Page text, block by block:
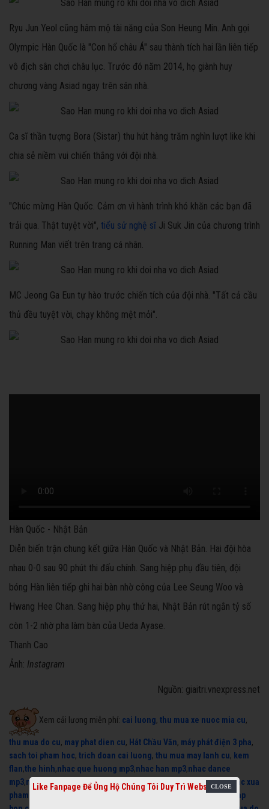
Ryu Jun Yeol cũng hâm mộ tài năng của Son Heung Min. Anh gọi
Olympic Hàn Quốc là "Con hổ châu Á" sau thành tích hai lần liên tiếp
vô địch sân chơi châu lục. Trước đó năm 2014, họ giành huy
chương vàng Asiad ngay trên sân nhà.
Ca sĩ thần tượng Bora (Sistar) thu hút hàng trăm nghìn lượt like khi
chia sẻ niềm vui chiến thắng với đội nhà.
"Chúc mừng Hàn Quốc. Cảm ơn vì hành trình khó khăn các bạn đã
trải qua. Thật tuyệt vời", tiểu sử nghệ sĩ Ji Suk Jin của chương trình
Running Man viết trên trang cá nhân.
MC Jeong Ga Eun tự hào trước chiến tích của đội nhà. "Tất cả cầu
thủ đều tuyệt vời, chạy không mệt mỏi".
Hàn Quốc - Nhật Bản
Diễn biến trận chung kết giữa Hàn Quốc và Nhật Bản. Hai đội hòa
nhau 0-0 sau 90 phút thi đấu chính. Sang hiệp phụ đầu tiên, đội
bóng Hàn liên tiếp ghi hai bàn nhờ công của Lee Seung Woo và
Hwang Hee Chan. Sang hiệp phụ thứ hai, Nhật Bản rút ngắn tỷ số
còn 1-2 nhờ pha làm bàn của Ueda Ayase.
Thanh Cao
Ảnh: Instagram
Nguồn: giaitri.vnexpress.net
Xem cải lương miễn phí: cai luong, thu mua xe nuoc mia cu,
thu mua do cu, may phat dien cu, Hát Chầu Văn, máy phát điện 3 pha,
sach toi pham hoc, trich doan cai luong, thu mua may lanh cu, kem
flan,the hinh,nhac que huong mp3,nhac han mp3,nhac dance
mp3,nhac dance remix,nhac cho ba bau,nhac dong que mp3,nhac xua
pham hong que
thu mua laptop cu,sua nap
Like Fanpage Để Ủng Hộ Chúng Tôi Duy Trì Website